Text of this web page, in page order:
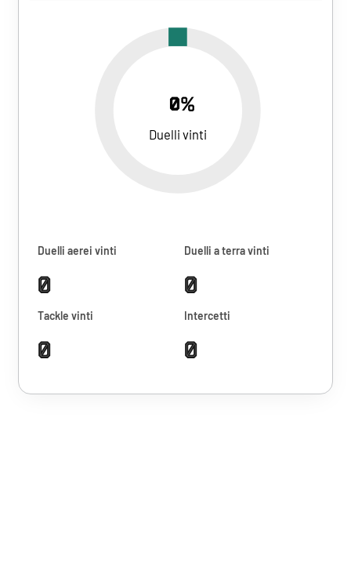
0%
Duelli vinti
Duelli aerei vinti
0
Duelli a terra vinti
0
Tackle vinti
0
Intercetti
0